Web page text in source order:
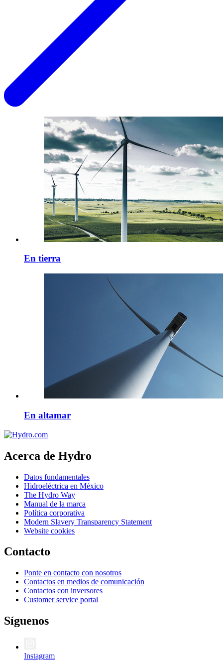
En tierra
En altamar
Acerca de Hydro
Datos fundamentales
Hidroeléctrica en México
The Hydro Way
Manual de la marca
Política corporativa
Modern Slavery Transparency Statement
Website cookies
Contacto
Ponte en contacto con nosotros
Contactos en medios de comunicación
Contactos con inversores
Customer service portal
Síguenos
Instagram